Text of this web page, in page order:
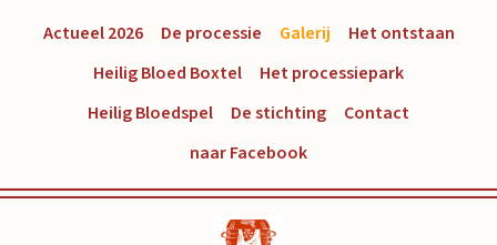
Actueel 2026 De processie Galerij
Het ontstaan
Heilig Bloed Boxtel
Het processiepark
Heilig Bloedspel
De stichting
Contact
naar Facebook